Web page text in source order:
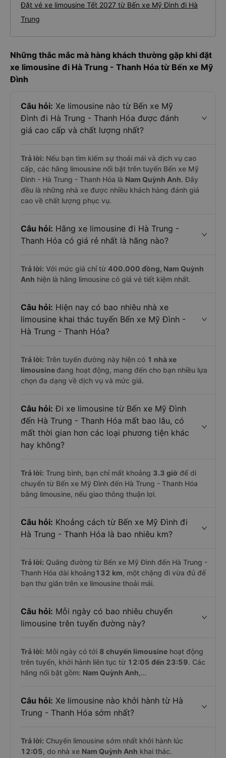
Đặt vé xe limousine Tết 2027 từ Bến xe Mỹ Đình đi Hà
Trung
Những thắc mắc mà hàng khách thường gặp khi đặt
xe limousine đi Hà Trung - Thanh Hóa từ Bến xe Mỹ
Đình
Câu hỏi: Xe limousine nào từ Bến xe Mỹ
Đình đi Hà Trung - Thanh Hóa được đánh
giá cao cấp và chất lượng nhất?
Trả lời: Nếu bạn tìm kiếm sự thoải mái và dịch vụ cao
cấp, các hãng limousine nổi bật trên tuyến Bến xe Mỹ
Đình - Hà Trung - Thanh Hóa là Nam Quỳnh Anh. Đây
đều là những nhà xe được nhiều khách hàng đánh giá
cao về chất lượng phục vụ.
Câu hỏi: Hãng xe limousine đi Hà Trung -
Thanh Hóa có giá rẻ nhất là hãng nào?
Trả lời: Với mức giá chỉ từ400.000 đồng, Nam Quỳnh
Anh hiện là hãng limousine có giá vé tiết kiệm nhất.
Câu hỏi: Hiện nay có bao nhiêu nhà xe
limousine khai thác tuyến Bến xe Mỹ Đình -
Hà Trung - Thanh Hóa?
Trả lời: Trên tuyến đường này hiện có 1 nhà xe
limousineđang hoạt động, mang đến cho bạn nhiều lựa
chọn đa dạng về dịch vụ và mức giá.
Câu hỏi: Đi xe limousine từ Bến xe Mỹ Đình
đến Hà Trung - Thanh Hóa mất bao lâu, có
mất thời gian hơn các loại phương tiện khác
hay không?
Trả lời: Trung bình, bạn chỉ mất khoảng 3.3 giờ để di
chuyển từ Bến xe Mỹ Đình đến Hà Trung - Thanh Hóa
bằng limousine, nếu giao thông thuận lợi.
Câu hỏi: Khoảng cách từ Bến xe Mỹ Đình đi
Hà Trung - Thanh Hóa là bao nhiêu km?
Trả lời: Quãng đường từ Bến xe Mỹ Đình đến Hà Trung -
Thanh Hóa dài khoảng132 km, một chặng đi vừa đủ để
bạn thư giãn trên xe limousine thoải mái.
Câu hỏi: Mỗi ngày có bao nhiêu chuyến
limousine trên tuyến đường này?
Trả lời: Mỗi ngày có tới 8 chuyến limousine hoạt động
trên tuyến, khởi hành liên tục từ 12:05 đến 23:59. Các
hãng nổi bật gồm: Nam Quỳnh Anh,...
Câu hỏi: Xe limousine nào khởi hành từ Hà
Trung - Thanh Hóa sớm nhất?
Trả lời: Chuyến limousine sớm nhất khởi hành lúc
12:05, do nhà xe Nam Quỳnh Anh khai thác.